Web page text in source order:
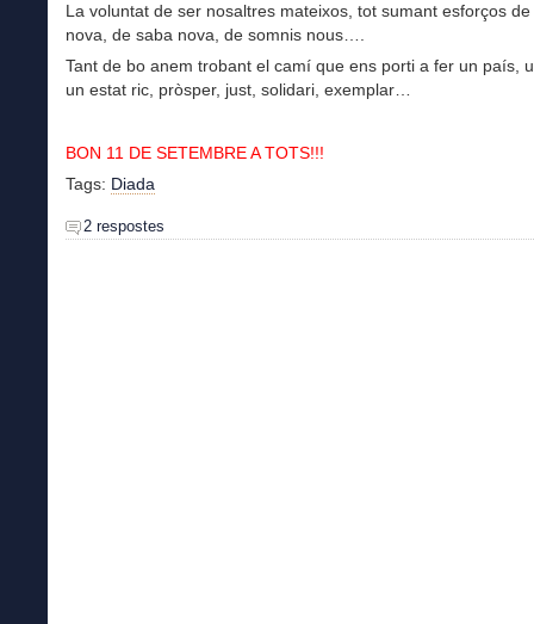
La voluntat de ser nosaltres mateixos, tot sumant esforços
nova, de saba nova, de somnis nous….
Tant de bo anem trobant el camí que ens porti a fer un país,
un estat ric, pròsper, just, solidari, exemplar…
BON 11 DE SETEMBRE A TOTS!!!
Tags: Diada
2 respostes